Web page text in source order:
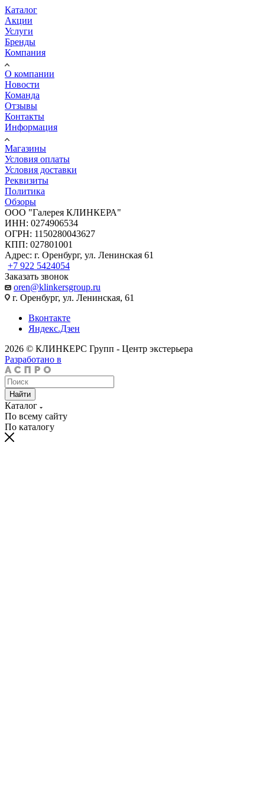
Каталог
Акции
Услуги
Бренды
Компания
О компании
Новости
Команда
Отзывы
Контакты
Информация
Магазины
Условия оплаты
Условия доставки
Реквизиты
Политика
Обзоры
ООО "Галерея КЛИНКЕРА"
ИНН: 0274906534
ОГРН: 1150280043627
КПП: 027801001
Адрес: г. Оренбург, ул. Ленинская 61
+7 922 5424054
Заказать звонок
oren@klinkersgroup.ru
г. Оренбург, ул. Ленинская, 61
Вконтакте
Яндекс.Дзен
2026 © КЛИНКЕРС Групп - Центр экстерьера
Разработано в
Найти
Каталог
По всему сайту
По каталогу